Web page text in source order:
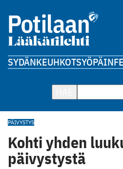
SYDÄNKEUHKOTSYÖPÄ
PÄIVYSTYS
Kohti yhden
päivystystä